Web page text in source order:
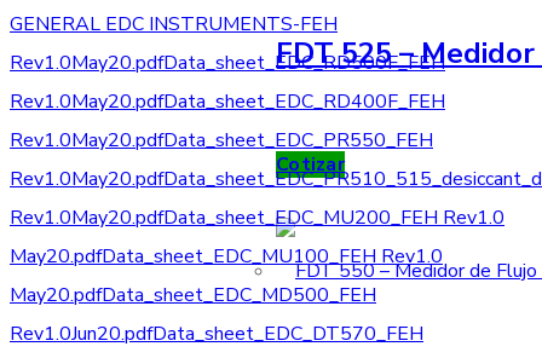
FDT 525 –
Cotizar
GENERAL EDC INSTRUMENTS-FEH
Rev1.0May20.pdfData_sheet_EDC_RD500F_FEH
Rev1.0May20.pdfData_sheet_EDC_RD400F_FEH
Rev1.0May20.pdfData_sheet_EDC_PR550_FEH
Rev1.0May20.pdf
Rev1.0May20.pdfData_sheet_EDC_MU200_FEH Rev1.0
May20.pdfData_sheet_EDC_MU100_FEH Rev1.0
May20.pdfData_sheet_EDC_MD500_FEH
Rev1.0Jun20.pdfData_sheet_EDC_DT570_FEH